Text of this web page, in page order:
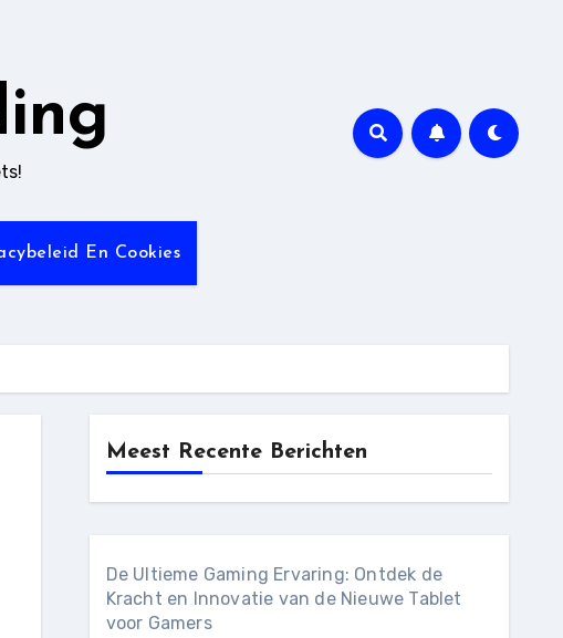
En Cookies
Meest Recente Berichten
De Ultieme Gaming Ervaring: Ontdek de
Kracht en Innovatie van de Nieuwe Tablet
voor Gamers